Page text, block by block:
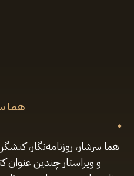
هما
هما سرشار، روزنامه‌نگار،
و ویراستار چندین عنوان